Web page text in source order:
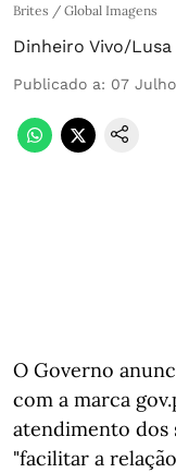
Brites / Global Imagens
Dinheiro Vivo/Lusa
Publicado a: 07
O Governo
com a marca
atendimento dos
"facilitar a